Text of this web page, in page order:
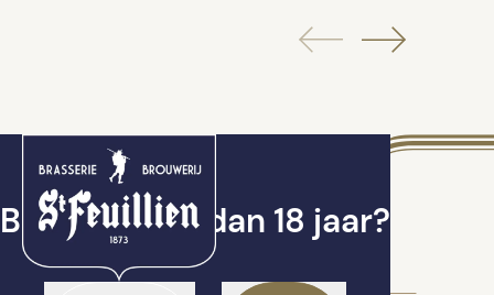
Ben je ouder dan 18 jaar?